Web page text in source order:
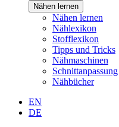
Nähen lernen
Nähen lernen
Nählexikon
Stofflexikon
Tipps und Tricks
Nähmaschinen
Schnittanpassung
Nähbücher
EN
DE